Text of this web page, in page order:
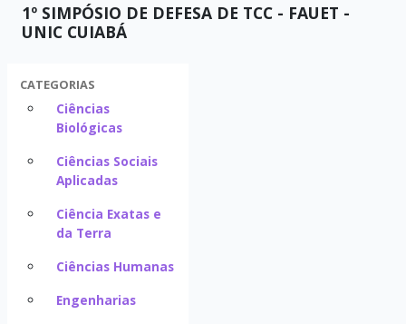
1º SIMPÓSIO DE DEFESA DE TCC - FAUET -
UNIC CUIABÁ
CATEGORIAS
Ciências
Biológicas
Ciências Sociais
Aplicadas
Ciência Exatas e
da Terra
Ciências Humanas
Engenharias